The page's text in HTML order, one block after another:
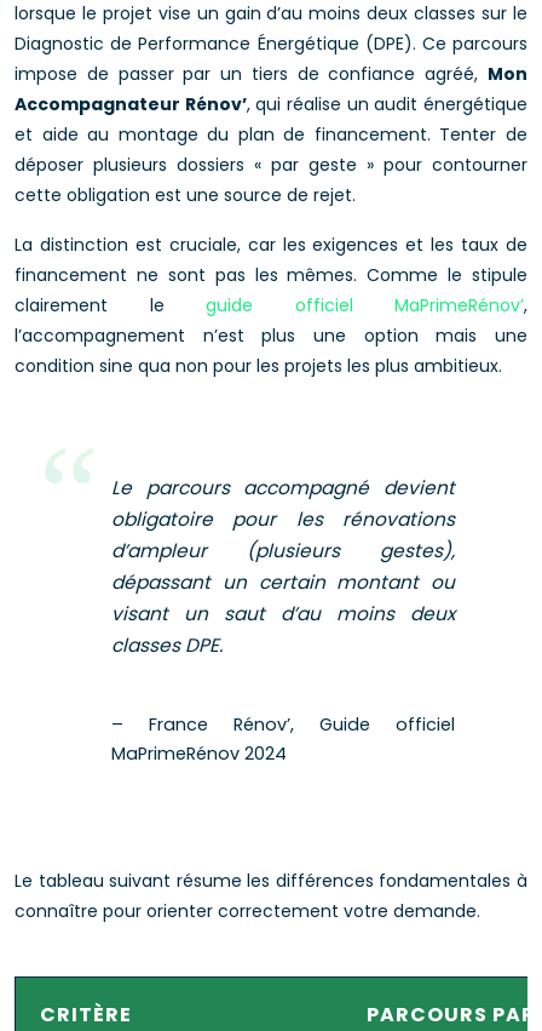
lorsque le projet vise un gain d’au moins deux classes sur le
Diagnostic de Performance Énergétique (DPE). Ce parcours
impose de passer par un tiers de confiance agréé, Mon
Accompagnateur Rénov’, qui réalise un audit énergétique
et aide au montage du plan de financement. Tenter de
déposer plusieurs dossiers « par geste » pour contourner
cette obligation est une source de rejet.
La distinction est cruciale, car les exigences et les taux de
financement ne sont pas les mêmes. Comme le stipule
clairement le guide officiel MaPrimeRénov’,
l’accompagnement n’est plus une option mais une
condition sine qua non pour les projets les plus ambitieux.
Le parcours accompagné devient
obligatoire pour les rénovations
d’ampleur (plusieurs gestes),
dépassant un certain montant ou
visant un saut d’au moins deux
classes DPE.
– France Rénov’, Guide officiel
MaPrimeRénov 2024
Le tableau suivant résume les différences fondamentales à
connaître pour orienter correctement votre demande.
CRITÈRE PARCOURS PAR